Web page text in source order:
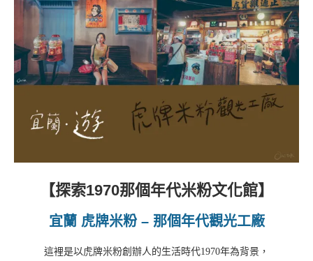
【探索1970那個年代米粉文化館】
宜蘭 虎牌米粉– 那個年代觀光工廠
這裡是以虎牌米粉創辦人的生活時代1970年為背景，